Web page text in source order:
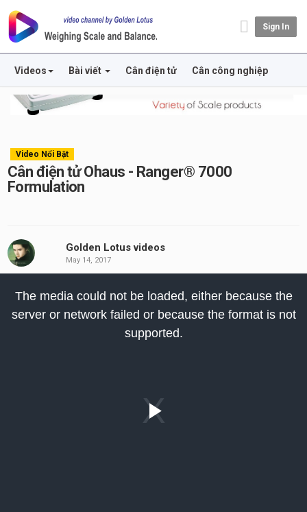
Sign In
Videos Bài viết Cân điện tử Cân công nghiệp
Video Nổi Bật
Cân điện tử Ohaus - Ranger® 7000
Formulation
Golden Lotus videos
May 14, 2017
The media could not be loaded, either because the
server or network failed or because the format is not
supported.